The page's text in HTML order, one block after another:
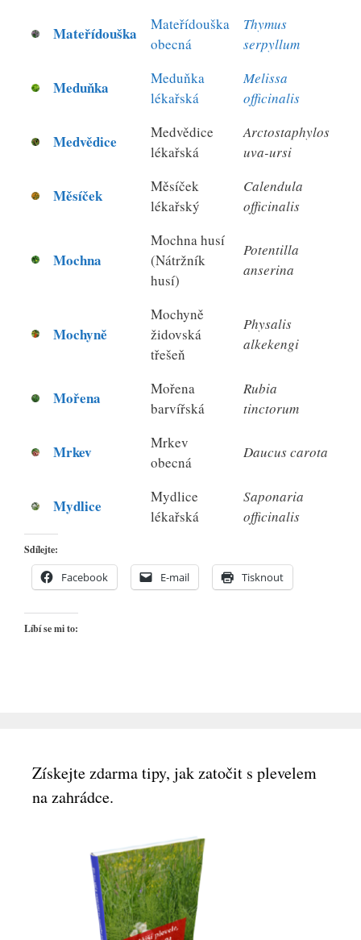
Mateřídouška
Mateřídouška
obecná
Thymus
serpyllum
Meduňka
Meduňka
lékařská
Melissa
officinalis
Medvědice
Medvědice
lékařská
Arctostaphylos
uva-ursi
Měsíček
Měsíček
lékařský
Calendula
officinalis
Mochna
Mochna husí
(Nátržník
husí)
Potentilla
anserina
Mochyně
Mochyně
židovská
třešeň
Physalis
alkekengi
Mořena
Mořena
barvířská
Rubia
tinctorum
Mrkev
Mrkev
obecná
Daucus carota
Mydlice
Mydlice
lékařská
Saponaria
officinalis
Sdílejte:
Facebook E-mail Tisknout
Líbí se mi to:
Získejte zdarma tipy, jak zatočit s plevelem
na zahrádce.